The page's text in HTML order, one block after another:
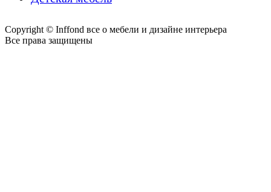
Copyright © Inffond все о мебели и дизайне интерьера
Все права защищены